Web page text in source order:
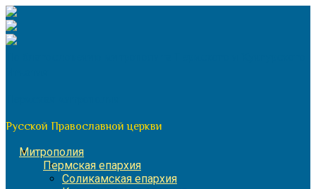
Перейти
к
содержимому
Русской Православной церкви
Митрополия
Пермская епархия
Соликамская епархия